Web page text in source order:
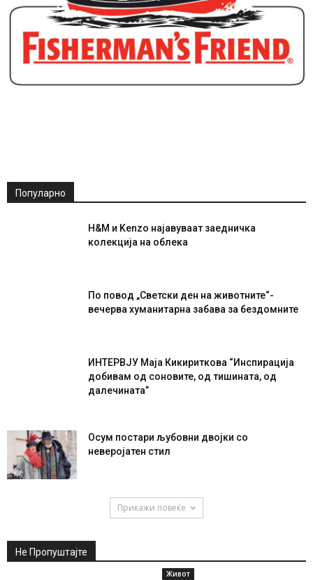
Популарно
H&M и Kenzo најавуваат заедничка
колекција на облека
По повод „Светски ден на животните“-
вечерва хуманитарна забава за бездомните
ИНТЕРВЈУ Маја Кикириткова “Инспирација
добивам од соновите, од тишината, од
далечината”
Осум постари љубовни двојки со
неверојатен стил
Прикажи повеќе
Не Пропуштајте
Живот